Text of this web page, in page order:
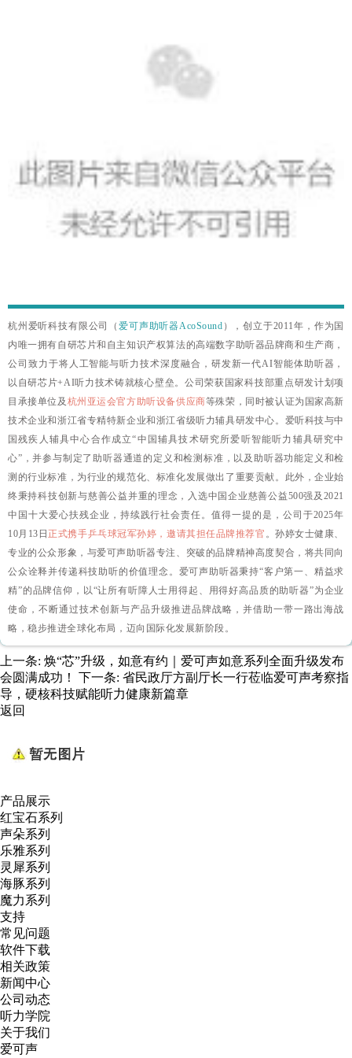
杭州爱听科技有限公司（爱可声助听器AcoSound ），创立于2011年，作为国
内唯一拥有自研芯片和自主知识产权算法的高端数字助听器品牌商和生产商 ，
公司致力于将人工智能与听力技术深度融合，研发新一代AI智能体助听器，
以自研芯片+AI听力技术铸就核心壁垒。公司荣获国家科技部重点研发计划项
目承接单位及 杭州亚运会官方助听设备供应商等殊荣，同时被认证为国家高新
技术企业和浙江省专精特新企业和浙江省级听力辅具研发中心。爱听科技与中
国残疾人辅具中心合作成立“中国辅具技术研究所爱听智能听力辅具研究中
心”，并参与制定了助听器通道的定义和检测标准，以及助听器功能定义和检
测的行业标准 ，为行业的规范化、标准化发展做出了重要贡献。此外，企业始
终秉持科技创新与慈善公益并重的理念，入选中国企业慈善公益500强及2021
中国十大爱心扶残企业，持续践行社会责任。值得一提的是，公司于2025年
10月13日正式携手乒乓球冠军孙婷，邀请其担任品牌推荐官 。孙婷女士健康、
专业的公众形象，与爱可声助听器专注、突破的品牌精神高度契合，将共同向
公众诠释并传递科技助听的价值理念。爱可声助听器秉持“客户第一、精益求
精”的品牌信仰，以“让所有听障人士用得起、用得好高品质的助听器”为企业
使命，不断通过技术创新与产品升级推进品牌战略，并借助一带一路出海战
略，稳步推进全球化布局，迈向国际化发展新阶段。
上一条: 焕“芯”升级，如意有约｜爱可声如意系列全面升级发布
会圆满成功！
下一条: 省民政厅方副厅长一行莅临爱可声考察指
导，硬核科技赋能听力健康新篇章
返回
产品展示
红宝石系列
声朵系列
乐雅系列
灵犀系列
海豚系列
魔力系列
支持
常见问题
软件下载
相关政策
新闻中心
公司动态
听力学院
关于我们
爱可声